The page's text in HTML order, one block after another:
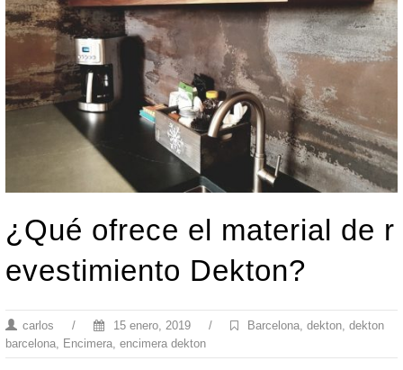
¿Qué ofrece el material de r
evestimiento Dekton?
carlos / 15 enero, 2019 / Barcelona dekton dekton
barcelona Encimera encimera dekton